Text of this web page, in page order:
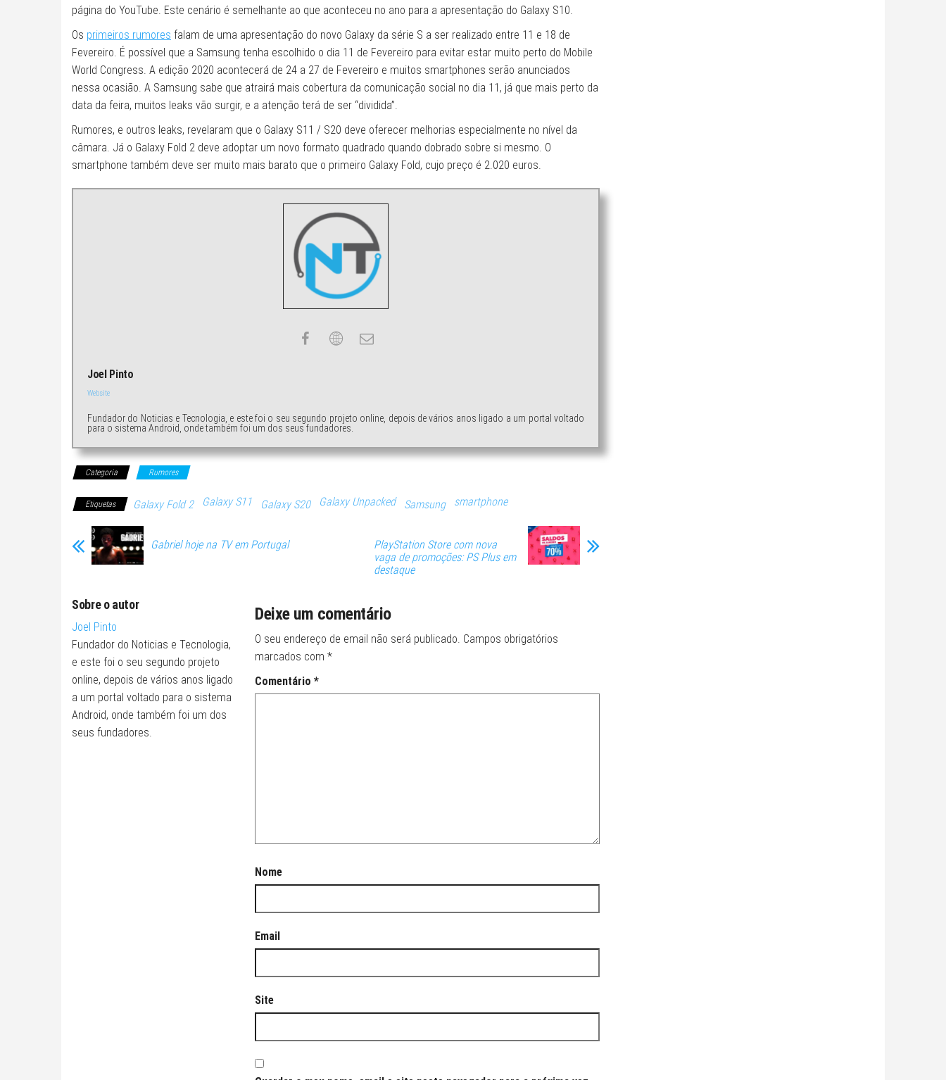
página do YouTube. Este cenário é semelhante ao que aconteceu no ano para a apresentação do Galaxy S10.
Os primeiros rumores falam de uma apresentação do novo Galaxy da série S a ser realizado entre 11 e 18 de
Fevereiro. É possível que a Samsung tenha escolhido o dia 11 de Fevereiro para evitar estar muito perto do Mobile
World Congress. A edição 2020 acontecerá de 24 a 27 de Fevereiro e muitos smartphones serão anunciados
nessa ocasião. A Samsung sabe que atrairá mais cobertura da comunicação social no dia 11, já que mais perto da
data da feira, muitos leaks vão surgir, e a atenção terá de ser “dividida”.
Rumores, e outros leaks, revelaram que o Galaxy S11 / S20 deve oferecer melhorias especialmente no nível da
câmara. Já o Galaxy Fold 2 deve adoptar um novo formato quadrado quando dobrado sobre si mesmo. O
smartphone também deve ser muito mais barato que o primeiro Galaxy Fold, cujo preço é 2.020 euros.
Joel Pinto
Website
Fundador do Noticias e Tecnologia, e este foi o seu segundo projeto online, depois de vários anos ligado a um portal voltado
para o sistema Android, onde também foi um dos seus fundadores.
Categoria Rumores
Etiquetas Galaxy Fold 2 Galaxy S11 Galaxy S20 Galaxy Unpacked Samsung smartphone
Gabriel hoje na TV em Portugal
PlayStation Store com nova
vaga de promoções: PS Plus em
destaque
Sobre o autor
Joel Pinto
Fundador do Noticias e Tecnologia,
e este foi o seu segundo projeto
online, depois de vários anos ligado
a um portal voltado para o sistema
Android, onde também foi um dos
seus fundadores.
Deixe um comentário
O seu endereço de email não será publicado. Campos obrigatórios
marcados com *
Comentário *
Nome
Email
Site